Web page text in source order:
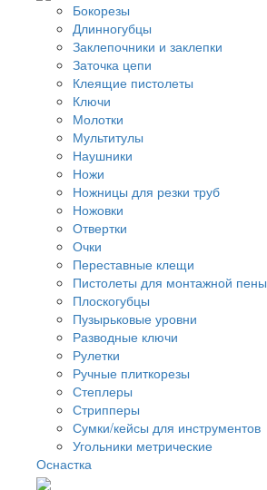
Бокорезы
Длинногубцы
Заклепочники и заклепки
Заточка цепи
Клеящие пистолеты
Ключи
Молотки
Мультитулы
Наушники
Ножи
Ножницы для резки труб
Ножовки
Отвертки
Очки
Переставные клещи
Пистолеты для монтажной пены
Плоскогубцы
Пузырьковые уровни
Разводные ключи
Рулетки
Ручные плиткорезы
Степлеры
Стрипперы
Сумки/кейсы для инструментов
Угольники метрические
Оснастка